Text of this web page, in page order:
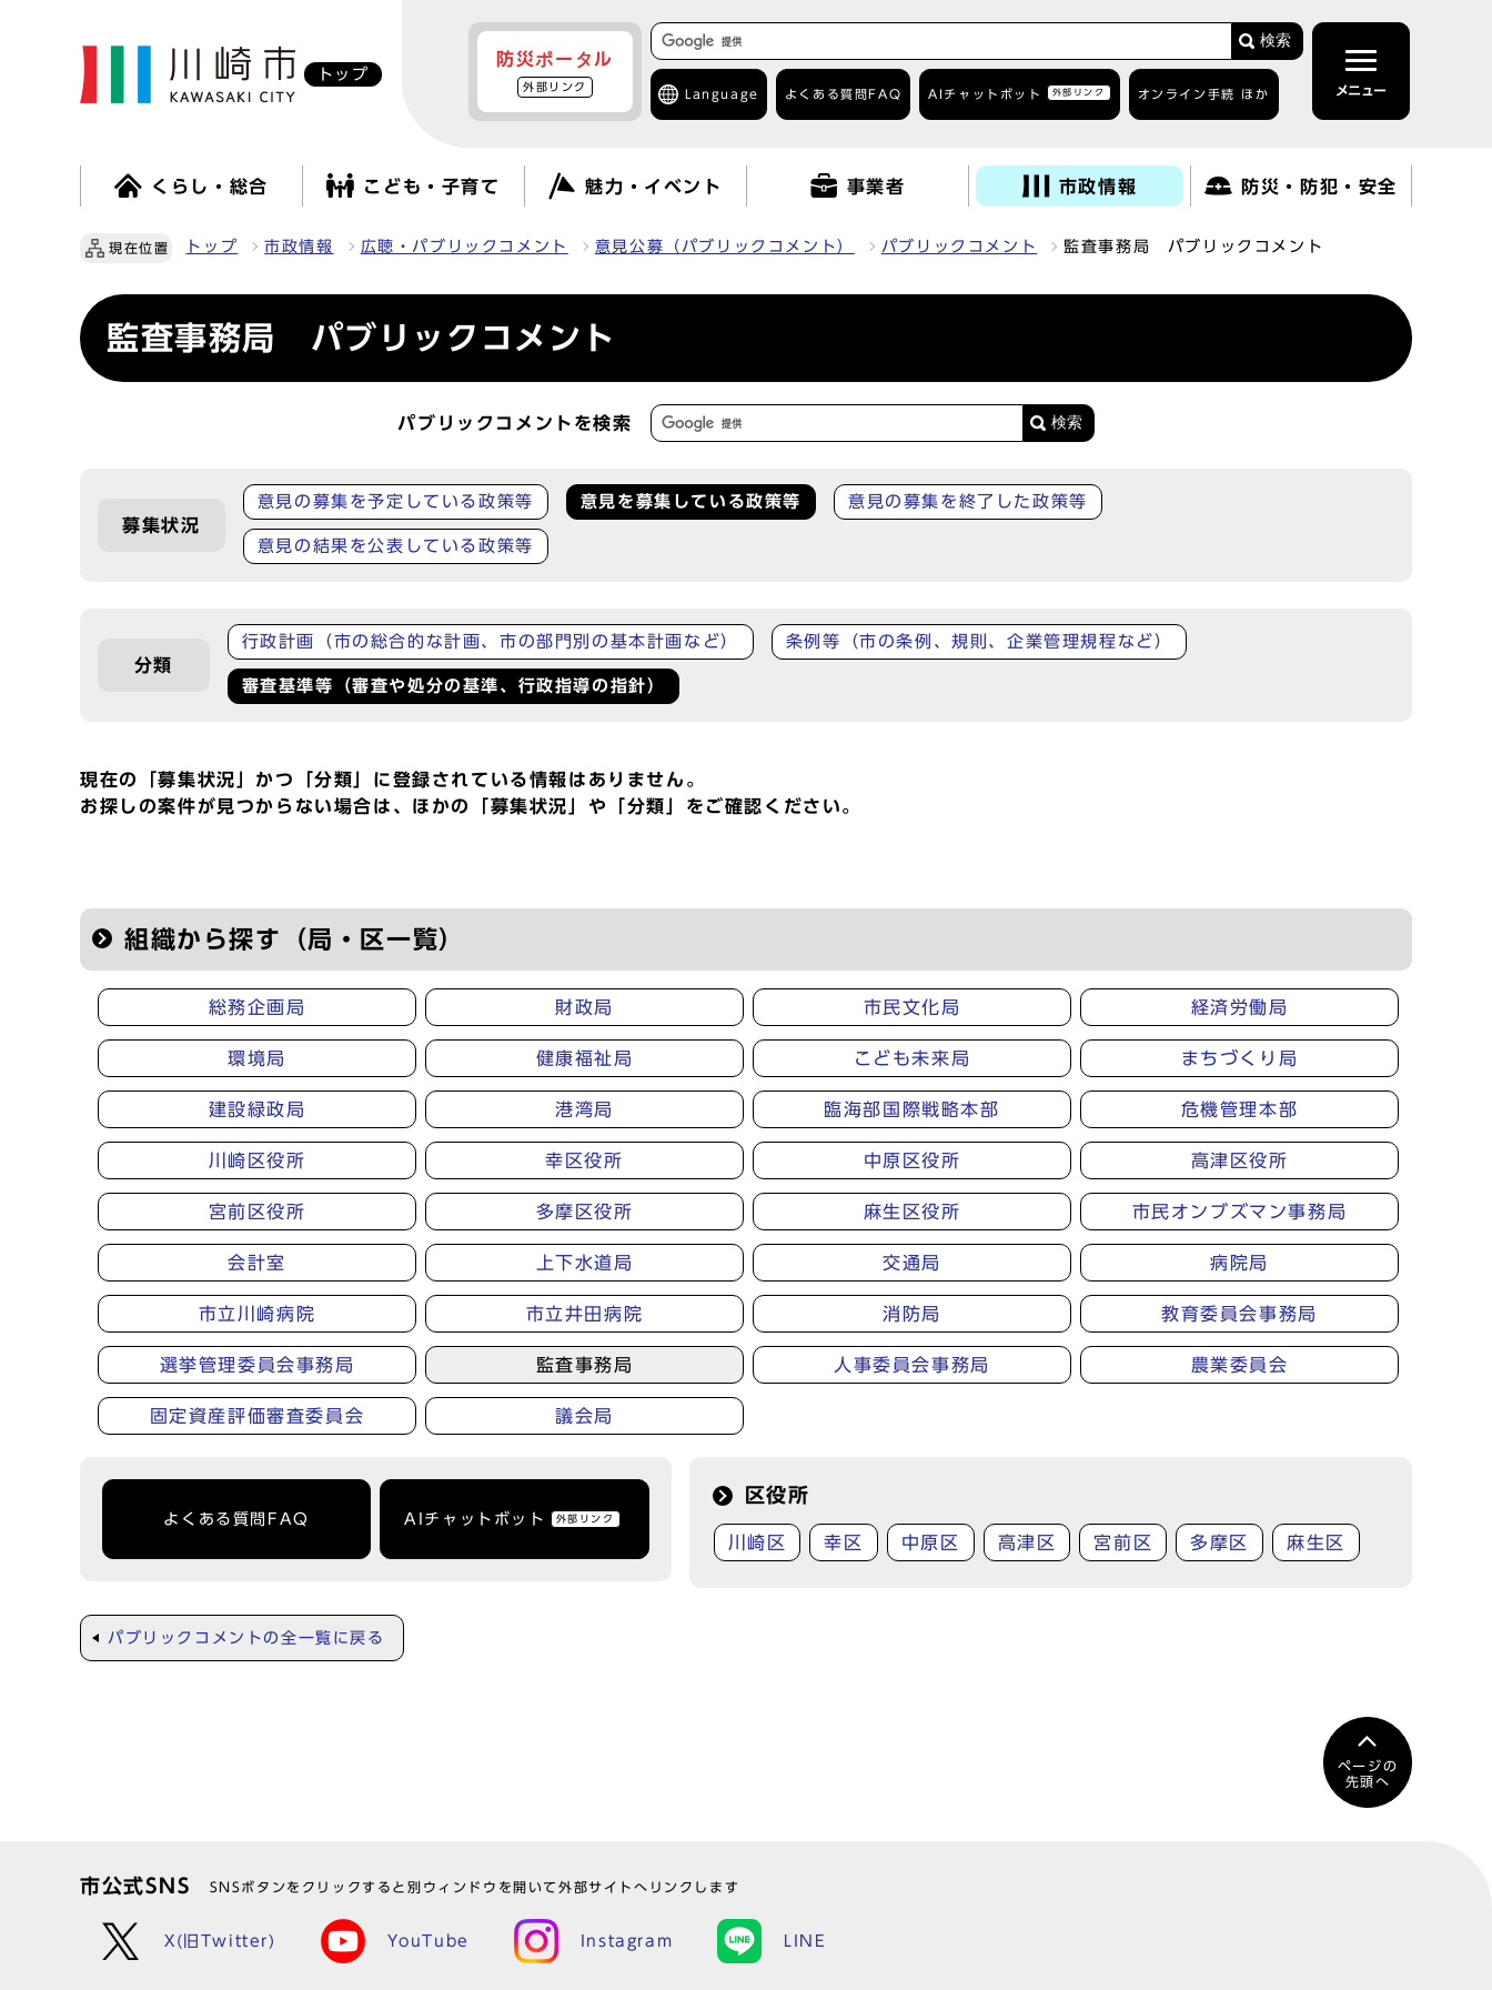
トップ
防災ポータル
外部リンク
検索
Language よくある質問 FAQ AIチャットボット 外部リンク オンライン手続 ほか メニュー
くらし・総合 こども・子育て 魅力・イベント 事業者 市政情報 防災・防犯・安全
現在位置 トップ 市政情報 広聴・パブリックコメント 意見公募（パブリックコメント） パブリックコメント 監査事務局 パブリックコメント
監査事務局 パブリックコメント
パブリックコメントを検索
募集状況
意見の募集を予定している政策等 意見を募集している政策等 意見の募集を終了した政策等
意見の結果を公表している政策等
分類
行政計画（市の総合的な計画、市の部門別の基本計画など） 条例等（市の条例、規則、企業管理規程など）
審査基準等（審査や処分の基準、行政指導の指針）
現在の「募集状況」かつ「分類」に登録されている情報はありません。
お探しの案件が見つからない場合は、ほかの「募集状況」や「分類」をご確認ください。
組織から探す（局・区一覧）
総務企画局 財政局 市民文化局 経済労働局
環境局 健康福祉局 こども未来局 まちづくり局
建設緑政局 港湾局 臨海部国際戦略本部 危機管理本部
川崎区役所 幸区役所 中原区役所 高津区役所
宮前区役所 多摩区役所 麻生区役所 市民オンブズマン事務局
会計室 上下水道局 交通局 病院局
市立川崎病院 市立井田病院 消防局 教育委員会事務局
選挙管理委員会事務局 監査事務局 人事委員会事務局 農業委員会
固定資産評価審査委員会 議会局
よくある質問FAQ AIチャットボット 外部リンク
区役所
川崎区 幸区 中原区 高津区 宮前区 多摩区 麻生区
パブリックコメントの全一覧に戻る
ページの
先頭へ
市公式SNS SNSボタンをクリックすると別ウィンドウを開いて外部サイトへリンクします
X(旧Twitter) YouTube Instagram LINE